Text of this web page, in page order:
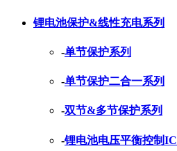
锂电池保护&线性充电系列
-单节保护系列
-单节保护二合一系列
-双节&多节保护系列
-锂电池电压平衡控制IC